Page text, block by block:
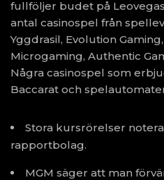
fullföljer budet på
antal casinospel från
Yggdrasil, Evolution Gaming,
Microgaming, Authentic
Några casinospel som
Baccarat och
Stora kursrörelser
rapportbolag.
MGM säger att man